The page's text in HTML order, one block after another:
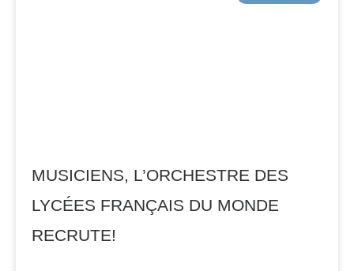
MUSICIENS, L’ORCHESTRE DES
LYCÉES FRANÇAIS DU MONDE
RECRUTE!